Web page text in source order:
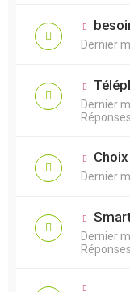
Dernier
Dernier
Dernier
Dernier